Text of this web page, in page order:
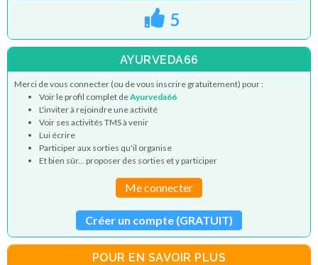
5
AYURVEDA66
Merci de vous connecter (ou de vous inscrire gratuitement) pour :
Voir le profil complet deAyurveda66
L'inviter à rejoindre une activité
Voir ses activités TMS à venir
Lui écrire
Participer aux sorties qu'il organise
Et bien sûr... proposer des sorties et y participer
Me connecter
Créer un compte (GRATUIT)
POUR EN SAVOIR PLUS